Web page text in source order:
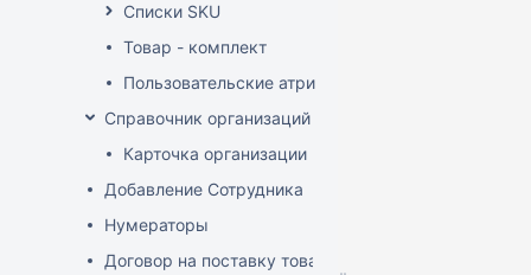
Списки SKU
Товар - комплект
Пользовательские атрибуты
Справочник организаций
Карточка организации
Добавление Сотрудника
Нумераторы
Договор на поставку товаров (форма)